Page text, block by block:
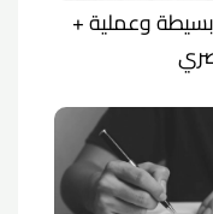
تقنيات بسيطة وعملية +